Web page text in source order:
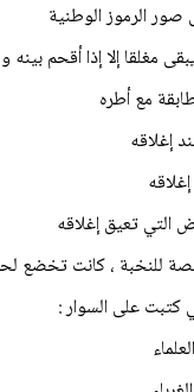
الرموز الوطنية
مع أطره
إغلاقه
التي تعيق إغلاقه
كتبت على السوار :